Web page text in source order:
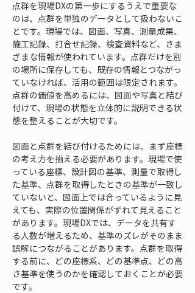
点群を現場DXの第一歩にするうえで重要な
のは、点群を単独のデータとして扱わないこ
とです。現場では、図面、写真、測量成果、
施工記録、打合せ記録、検査資料など、さま
ざまな情報が使われています。点群だけを別
の場所に保存しても、既存の情報とつながっ
ていなければ、活用の範囲は限定されます。
点群の価値を高めるには、図面や写真と結び
付けて、現場の状態を立体的に説明できる状
態を整えることが大切です。
図面と点群を結び付けるためには、まず座標
の考え方を揃える必要があります。現場で使
っている座標、設計図の基準、測量で取得し
た基準、点群を取得したときの基準が一致し
ていないと、図面上では合っているように見
えても、実際の位置関係がずれて見えること
があります。現場DXでは、データを共有す
る人数が増えるため、基準のズレがそのまま
誤解につながることがあります。点群を取得
する前に、どの座標系、どの基準点、どの高
さ基準を使うのかを確認しておくことが必要
です。